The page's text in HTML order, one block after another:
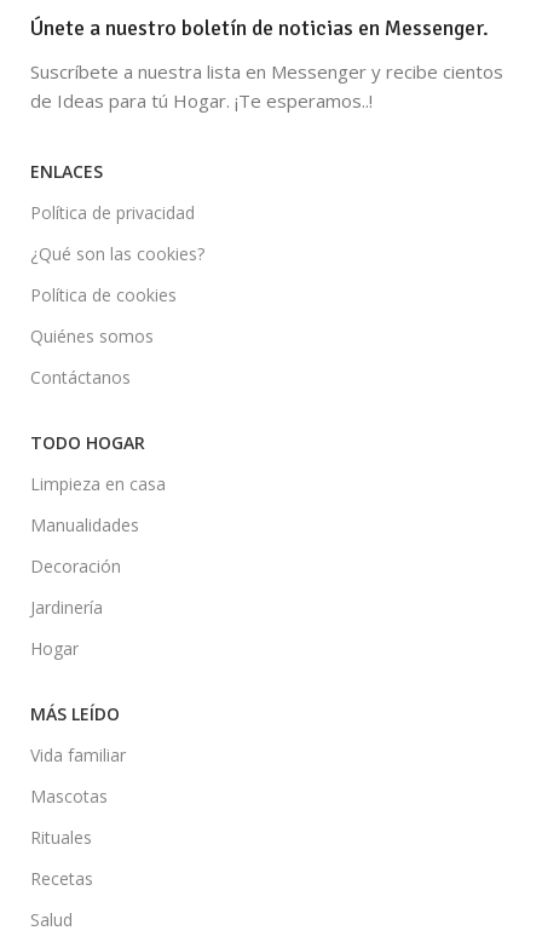
Únete a nuestro boletín de noticias en Messenger.
Suscríbete a nuestra lista en Messenger y recibe cientos
de Ideas para tú Hogar. ¡Te esperamos..!
ENLACES
Política de privacidad
¿Qué son las cookies?
Política de cookies
Quiénes somos
Contáctanos
TODO HOGAR
Limpieza en casa
Manualidades
Decoración
Jardinería
Hogar
MÁS LEÍDO
Vida familiar
Mascotas
Rituales
Recetas
Salud